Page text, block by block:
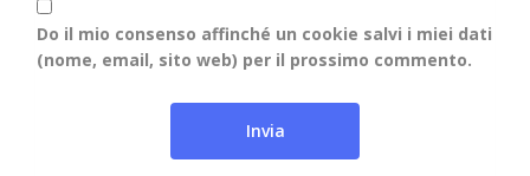
Do il mio consenso affinché un cookie salvi i miei dati
(nome, email, sito web) per il prossimo commento.